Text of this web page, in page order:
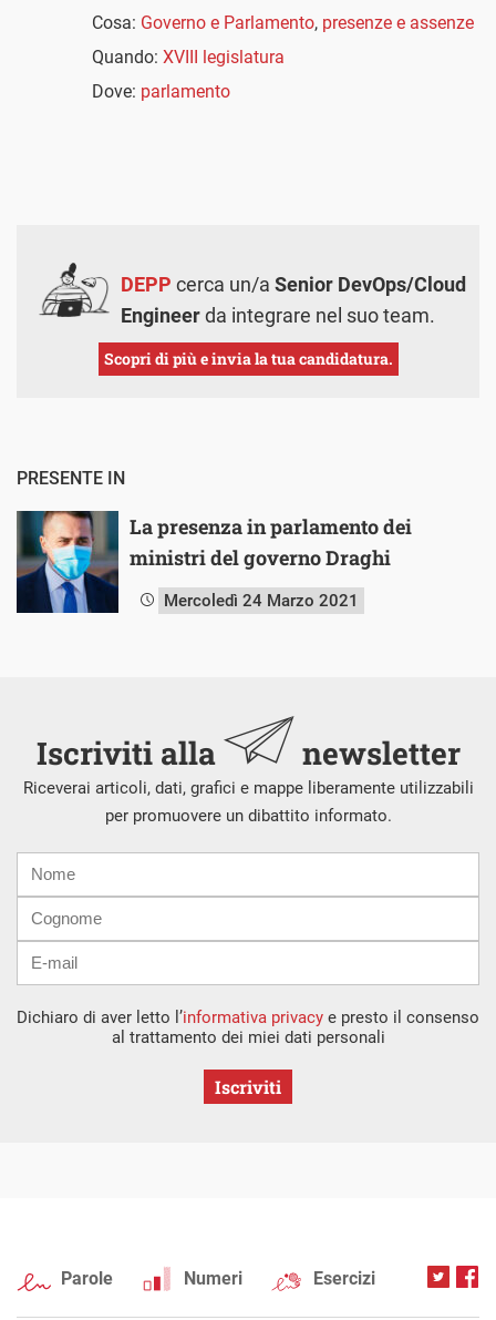
Cosa: Governo e Parlamento, presenze e assenze
Quando: XVIII legislatura
Dove: parlamento
DEPP cerca un/a Senior DevOps/Cloud
Engineerda integrare nel suo team.
Scopri di più e invia la tua candidatura.
PRESENTE IN
La presenza in parlamento dei
ministri del governo Draghi
Mercoledì 24 Marzo 2021
Iscriviti alla newsletter
Riceverai articoli, dati, grafici e mappe liberamente utilizzabili
per promuovere un dibattito informato.
mail
Dichiaro di aver letto l’informativa privacy e presto il consenso
al trattamento dei miei dati personali
Iscriviti
Parole Numeri Esercizi